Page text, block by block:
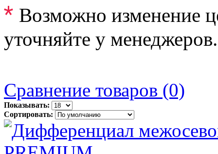
* Возможно изменение
уточняйте у менеджеров.
Сравнение товаров (0)
Показывать:
Сортировать: